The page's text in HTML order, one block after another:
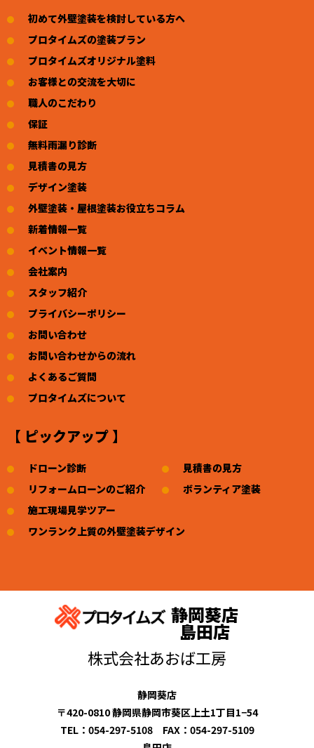
初めて外壁塗装を検討している方へ
プロタイムズの塗装プラン
プロタイムズオリジナル塗料
お客様との交流を大切に
職人のこだわり
保証
無料雨漏り診断
見積書の見方
デザイン塗装
外壁塗装・屋根塗装お役立ちコラム
新着情報一覧
イベント情報一覧
会社案内
スタッフ紹介
プライバシーポリシー
お問い合わせ
お問い合わせからの流れ
よくあるご質問
プロタイムズについて
【 ピックアップ 】
ドローン診断
リフォームローンのご紹介
見積書の見方
ボランティア塗装
施工現場見学ツアー
ワンランク上質の外壁塗装デザイン
静岡葵店
島田店
株式会社あおば工房
静岡葵店
〒420-0810 静岡県静岡市葵区上土1丁目1−54
TEL：054-297-5108 FAX：054-297-5109